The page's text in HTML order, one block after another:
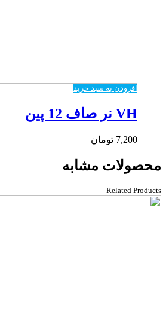
افزودن به سبد خرید
VH نر صاف 12 پین
7,200 تومان
محصولات مشابه
Related Products